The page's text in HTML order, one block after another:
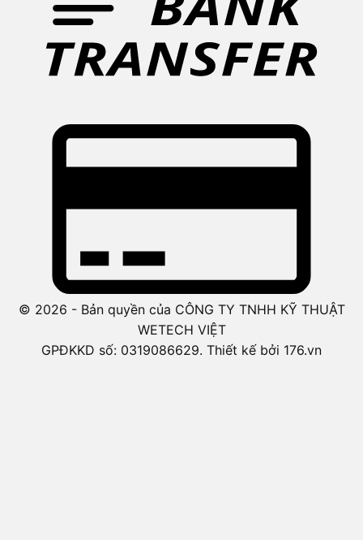
© 2026 - Bản quyền của CÔNG TY TNHH KỸ THUẬT
WETECH VIỆT
GPĐKKD số: 0319086629. Thiết kế bởi 176.vn